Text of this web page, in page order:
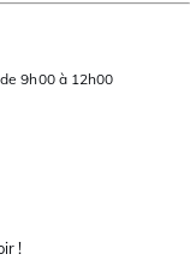
9h00 à 12h00
!